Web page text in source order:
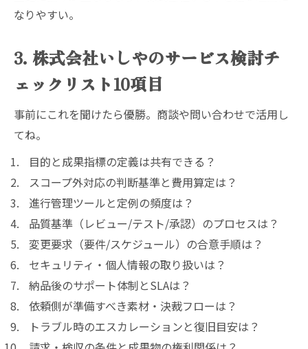
なりやすい。
3. 株式会社いしやのサービス検討チ
ェックリスト10項目
事前にこれを聞けたら優勝。商談や問い合わせで活用し
てね。
目的と成果指標の定義は共有できる？
スコープ外対応の判断基準と費用算定は？
進行管理ツールと定例の頻度は？
品質基準（レビュー/テスト/承認）のプロセスは？
変更要求（要件/スケジュール）の合意手順は？
セキュリティ・個人情報の取り扱いは？
納品後のサポート体制とSLAは？
依頼側が準備すべき素材・決裁フローは？
トラブル時のエスカレーションと復旧目安は？